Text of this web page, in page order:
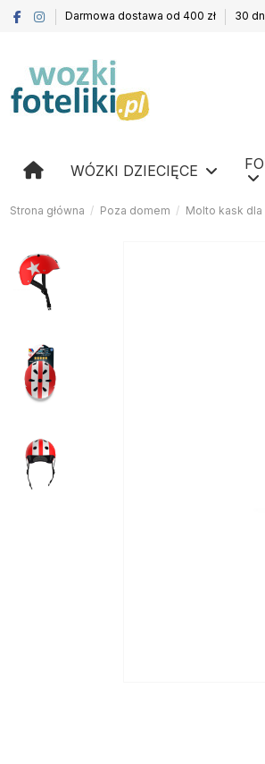
Darmowa dostawa od 400 zł 30
WÓZKI DZIECIĘCE
Strona główna Poza domem Molto kask